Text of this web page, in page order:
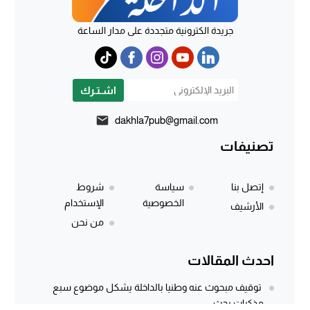
جريدة الكترونية متجددة على مدار الساعة
اشـتـرك
dakhla7pub@gmail.com
تصنيفات
إتصل بنا
الأرشيف
سياسة
الخصوصية
شروط
الإستخدام
من نحن
احدث المقالات
توقيف مبحوث عنه وطنيا بالداخلة يشكل موضوع سبع
مذكرات بحث